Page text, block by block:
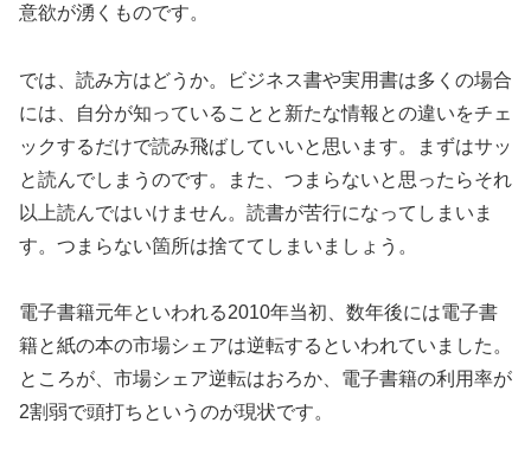
意欲が湧くものです。
では、読み方はどうか。ビジネス書や実用書は多くの場合
には、自分が知っていることと新たな情報との違いをチェ
ックするだけで読み飛ばしていいと思います。まずはサッ
と読んでしまうのです。また、つまらないと思ったらそれ
以上読んではいけません。読書が苦行になってしまいま
す。つまらない箇所は捨ててしまいましょう。
電子書籍元年といわれる2010年当初、数年後には電子書
籍と紙の本の市場シェアは逆転するといわれていました。
ところが、市場シェア逆転はおろか、電子書籍の利用率が
2割弱で頭打ちというのが現状です。